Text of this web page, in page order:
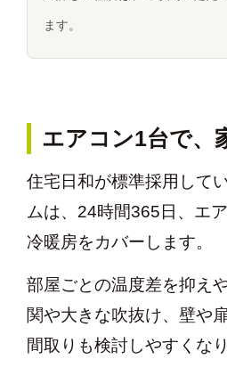
ます。
エアコン1台で、
住宅日和が標準採用して
ムは、24時間365日、エ
冷暖房をカバーします。
部屋ごとの温度差を抑え
関や大きな吹抜け、壁や
間取りも検討しやすくなり